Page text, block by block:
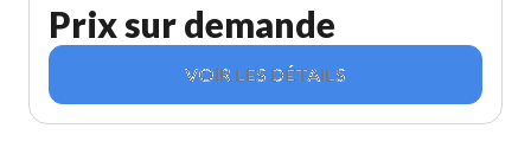
Prix sur demande
VOIR LES DÉTAILS